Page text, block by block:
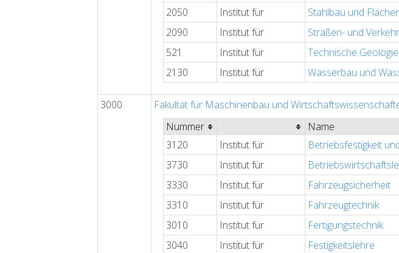
2050
Institut für Stahlbau und
2090
Institut für Straßen- und
521
Institut für Technische
2130
Institut für Wasserbau und
3000
Fakultät für Maschinenbau und
Nummer
Name
3120
Institut für Betriebsfestigkeit
3730
Institut für
3330
Institut für Fahrzeugsicherheit
3310
Institut für Fahrzeugtechnik
3010
Institut für Fertigungstechnik
3040
Institut für Festigkeitslehre